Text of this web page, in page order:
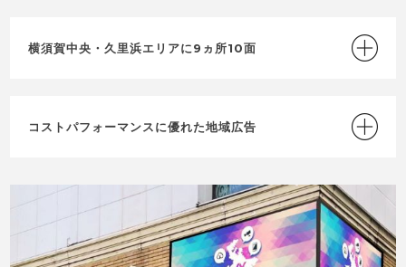
横須賀中央・久里浜エリアに9ヵ所10面
コストパフォーマンスに優れた地域広告